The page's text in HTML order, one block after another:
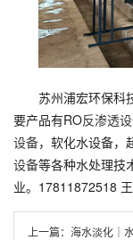
苏州浦宏环保科
要产品有RO反渗透
设备，软化水设备，
设备等各种水处理技
业。17811872518
上一篇： 海水淡化｜